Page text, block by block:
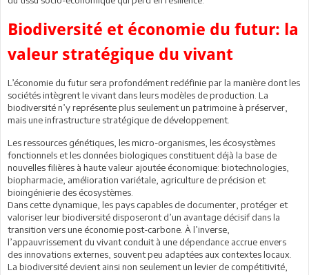
Biodiversité et économie du futur: la
valeur stratégique du vivant
L’économie du futur sera profondément redéfinie par la manière dont les
sociétés intègrent le vivant dans leurs modèles de production. La
biodiversité n’y représente plus seulement un patrimoine à préserver,
mais une infrastructure stratégique de développement.
Les ressources génétiques, les micro-organismes, les écosystèmes
fonctionnels et les données biologiques constituent déjà la base de
nouvelles filières à haute valeur ajoutée économique: biotechnologies,
biopharmacie, amélioration variétale, agriculture de précision et
bioingénierie des écosystèmes.
Dans cette dynamique, les pays capables de documenter, protéger et
valoriser leur biodiversité disposeront d’un avantage décisif dans la
transition vers une économie post-carbone. À l’inverse,
l’appauvrissement du vivant conduit à une dépendance accrue envers
des innovations externes, souvent peu adaptées aux contextes locaux.
La biodiversité devient ainsi non seulement un levier de compétitivité,